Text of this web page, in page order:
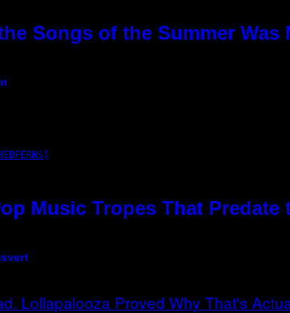
Songs of the Summer
Music Tropes That Predate